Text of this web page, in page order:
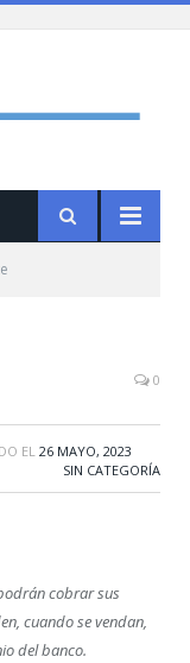
0
EL 26 MAYO, 2023
SIN CATEGORÍA
cobrar sus
cuando se vendan,
del banco.